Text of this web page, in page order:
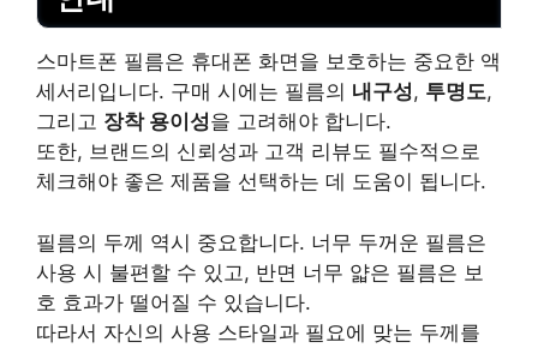
스마트폰 필름은 휴대폰 화면을 보호하는 중요한 액
세서리입니다. 구매 시에는 필름의 내구성, 투명도,
그리고 장착 용이성을 고려해야 합니다.
또한, 브랜드의 신뢰성과 고객 리뷰도 필수적으로
체크해야 좋은 제품을 선택하는 데 도움이 됩니다.
필름의 두께 역시 중요합니다. 너무 두꺼운 필름은
사용 시 불편할 수 있고, 반면 너무 얇은 필름은 보
호 효과가 떨어질 수 있습니다.
따라서 자신의 사용 스타일과 필요에 맞는 두께를